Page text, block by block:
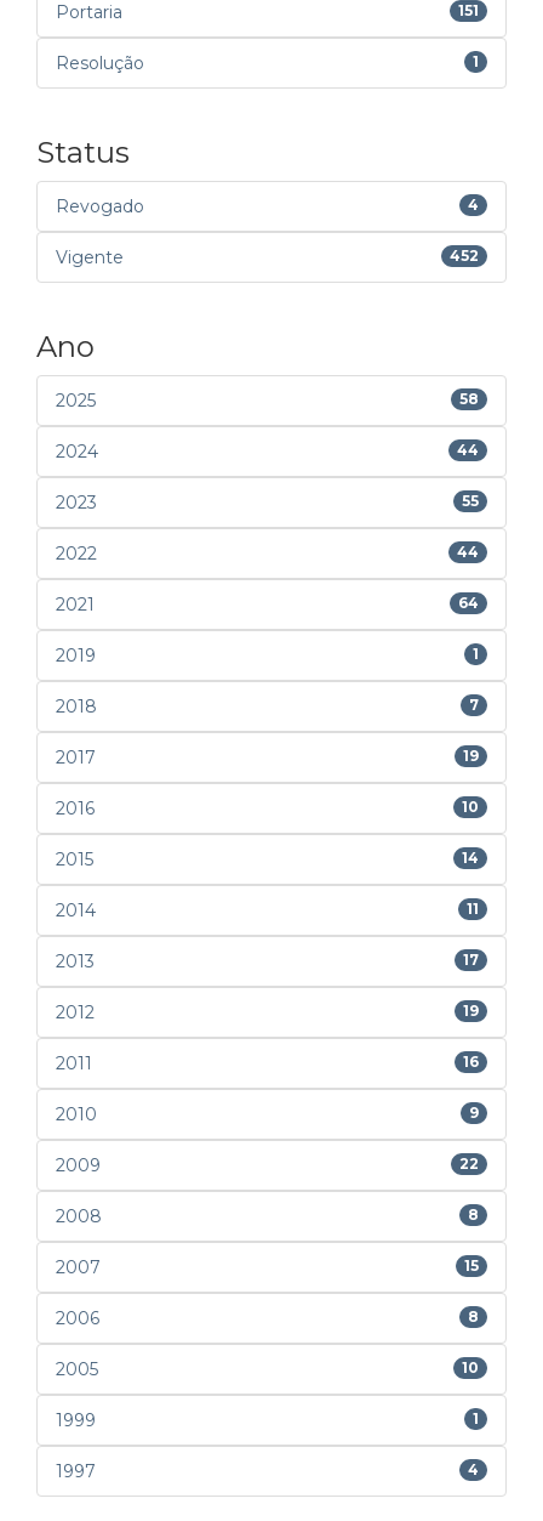
Portaria 151
Resolução 1
Status
Revogado 4
Vigente 452
Ano
2025 58
2024 44
2023 55
2022 44
2021 64
2019 1
2018 7
2017 19
2016 10
2015 14
2014 11
2013 17
2012 19
2011 16
2010 9
2009 22
2008 8
2007 15
2006 8
2005 10
1999 1
1997 4